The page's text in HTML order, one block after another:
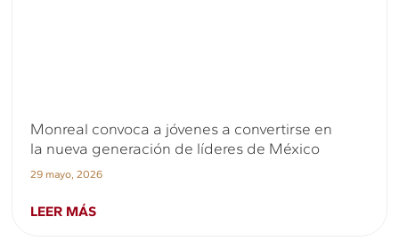
Monreal convoca a jóvenes a convertirse en
la nueva generación de líderes de México
29 mayo, 2026
LEER MÁS